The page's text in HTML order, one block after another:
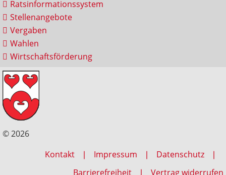
Ratsinformationssystem
Stellenangebote
Vergaben
Wahlen
Wirtschaftsförderung
© 2026
Kontakt
Impressum
Datenschutz
Barrierefreiheit
Vertrag widerrufen